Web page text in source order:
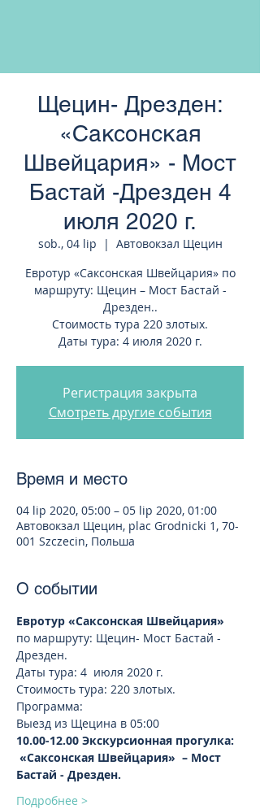
Щецин- Дрезден:
«Саксонская
Швейцария» - Мост
Бастай -Дрезден 4
июля 2020 г.
sob., 04 lip
  |
Автовокзал Щецин
Евротур «Саксонская Швейцария» по
маршруту: Щецин – Мост Бастай -
Дрезден..
Стоимость тура 220 злотых.
Даты тура: 4 июля 2020 г.
Регистрация закрыта
Смотреть другие события
Время и место
04 lip 2020, 05:00 – 05 lip 2020, 01:00
Автовокзал Щецин, plac Grodnicki 1, 70-
001 Szczecin, Польша
О событии
Евротур «Саксонская Швейцария»
по маршруту: Щецин- Мост Бастай -
Дрезден.
Даты тура: 4  июля 2020 г.
Стоимость тура: 220 злотых.
Программа:
Выезд из Щецина в 05:00
10.00-12.00 Экскурсионная прогулка:
«Саксонская Швейцария»  – Мост
Бастай - Дрезден.
Подробнее >